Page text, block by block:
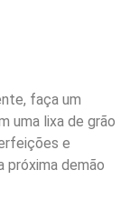
faça um
uma lixa de grão
e
próxima demão